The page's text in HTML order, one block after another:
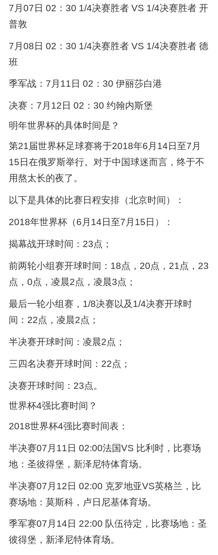
7月07日 02：30 1/4决赛胜者 VS 1/4决赛胜者 开
普敦
7月08日 02：30 1/4决赛胜者 VS 1/4决赛胜者 德
班
季军战：7月11日 02：30 伊丽莎白港
决赛：7月12日 02：30 约翰内斯堡
明年世界杯的具体时间是？
第21届世界杯足球赛将于2018年6月14日至7月
15日在俄罗斯举行。对于中国球迷而言，终于不
用熬太长的夜了。
以下是具体的比赛日程安排（北京时间）：
2018年世界杯（6月14日至7月15日）：
揭幕战开球时间：23点；
前两轮小组赛开球时间：18点，20点，21点，23
点，0点，凌晨2点，凌晨3点；
最后一轮小组赛，1/8决赛以及1/4决赛开球时
间：22点，凌晨2点；
半决赛开球时间：凌晨2点；
三四名决赛开球时间：22点；
决赛开球时间：23点。
世界杯4强比赛时间？
2018世界杯4强比赛时间表：
半决赛07月11日 02:00法国VS 比利时，比赛场
地：圣彼得堡，新泽尼特体育场。
半决赛07月12日 02:00 克罗地亚VS英格兰，比
赛场地：莫斯科，卢日尼基体育场。
季军赛07月14日 22:00 队伍待定，比赛场地：圣
彼得堡，新泽尼特体育场。